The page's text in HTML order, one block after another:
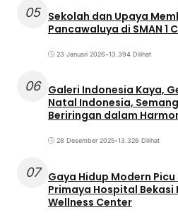
05 Sekolah dan Upaya
Pancawaluya di SMAN 1
23 Januari 2026•13.394 Dilihat
06 Galeri Indonesia Kaya,
Natal Indonesia,
Beriringan dalam
28 Desember 2025•13.326 Dilihat
07
Gaya Hidup Modern
Primaya Hospital Bekasi
Wellness Center